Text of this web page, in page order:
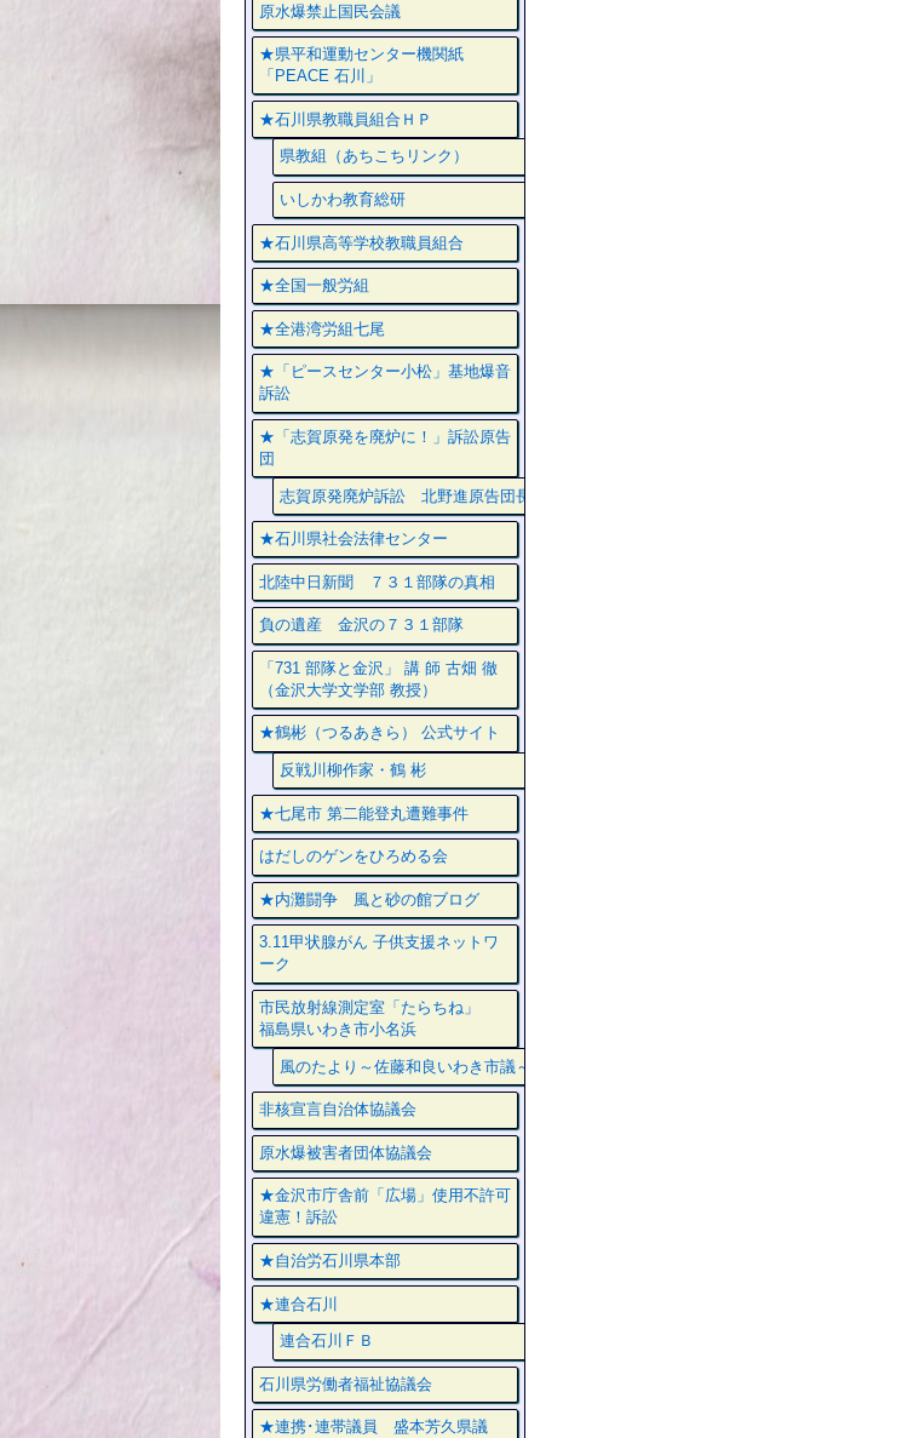
原水爆禁止国民会議
★県平和運動センター機関紙
「PEACE 石川」
★石川県教職員組合ＨＰ
県教組（あちこちリンク）
いしかわ教育総研
★石川県高等学校教職員組合
★全国一般労組
★全港湾労組七尾
★「ピースセンター小松」基地爆音
訴訟
★「志賀原発を廃炉に！」訴訟原告
団
志賀原発廃炉訴訟 北野進原告団長
★石川県社会法律センター
北陸中日新聞 ７３１部隊の真相
負の遺産 金沢の７３１部隊
「731 部隊と金沢」 講 師 古畑 徹
（金沢大学文学部 教授）
★鶴彬（つるあきら） 公式サイト
反戦川柳作家・鶴 彬
★七尾市 第二能登丸遭難事件
はだしのゲンをひろめる会
★内灘闘争 風と砂の館ブログ
3.11甲状腺がん 子供支援ネットワ
ーク
市民放射線測定室「たらちね」
福島県いわき市小名浜
風のたより～佐藤和良いわき市議～
非核宣言自治体協議会
原水爆被害者団体協議会
★金沢市庁舎前「広場」使用不許可
違憲！訴訟
★自治労石川県本部
★連合石川
連合石川ＦＢ
石川県労働者福祉協議会
★連携･連帯議員 盛本芳久県議